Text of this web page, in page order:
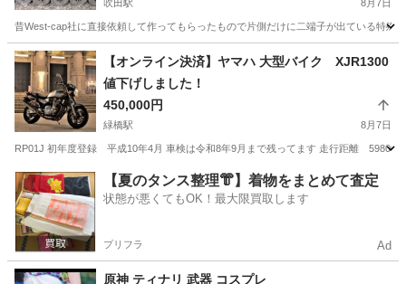
吹田駅 8月7日
昔West-cap社に直接依頼して作ってもらったもので片側だけに二端子が出ている特
大阪 吹田市 吹田駅 その他 真空管アンプ
【オンライン決済】ヤマハ 大型バイク XJR1300
値下げしました！
450,000円
緑橋駅 8月7日
RP01J 初年度登録 平成10年4月 車検は令和8年9月まで残ってます 走行距離 59800
大阪 大阪市 緑橋駅 その他 ブレーキ
【夏のタンス整理👘】着物をまとめて査定
状態が悪くてもOK！最大限買取します
プリフラ Ad
原神 ティナリ 武器 コスプレ